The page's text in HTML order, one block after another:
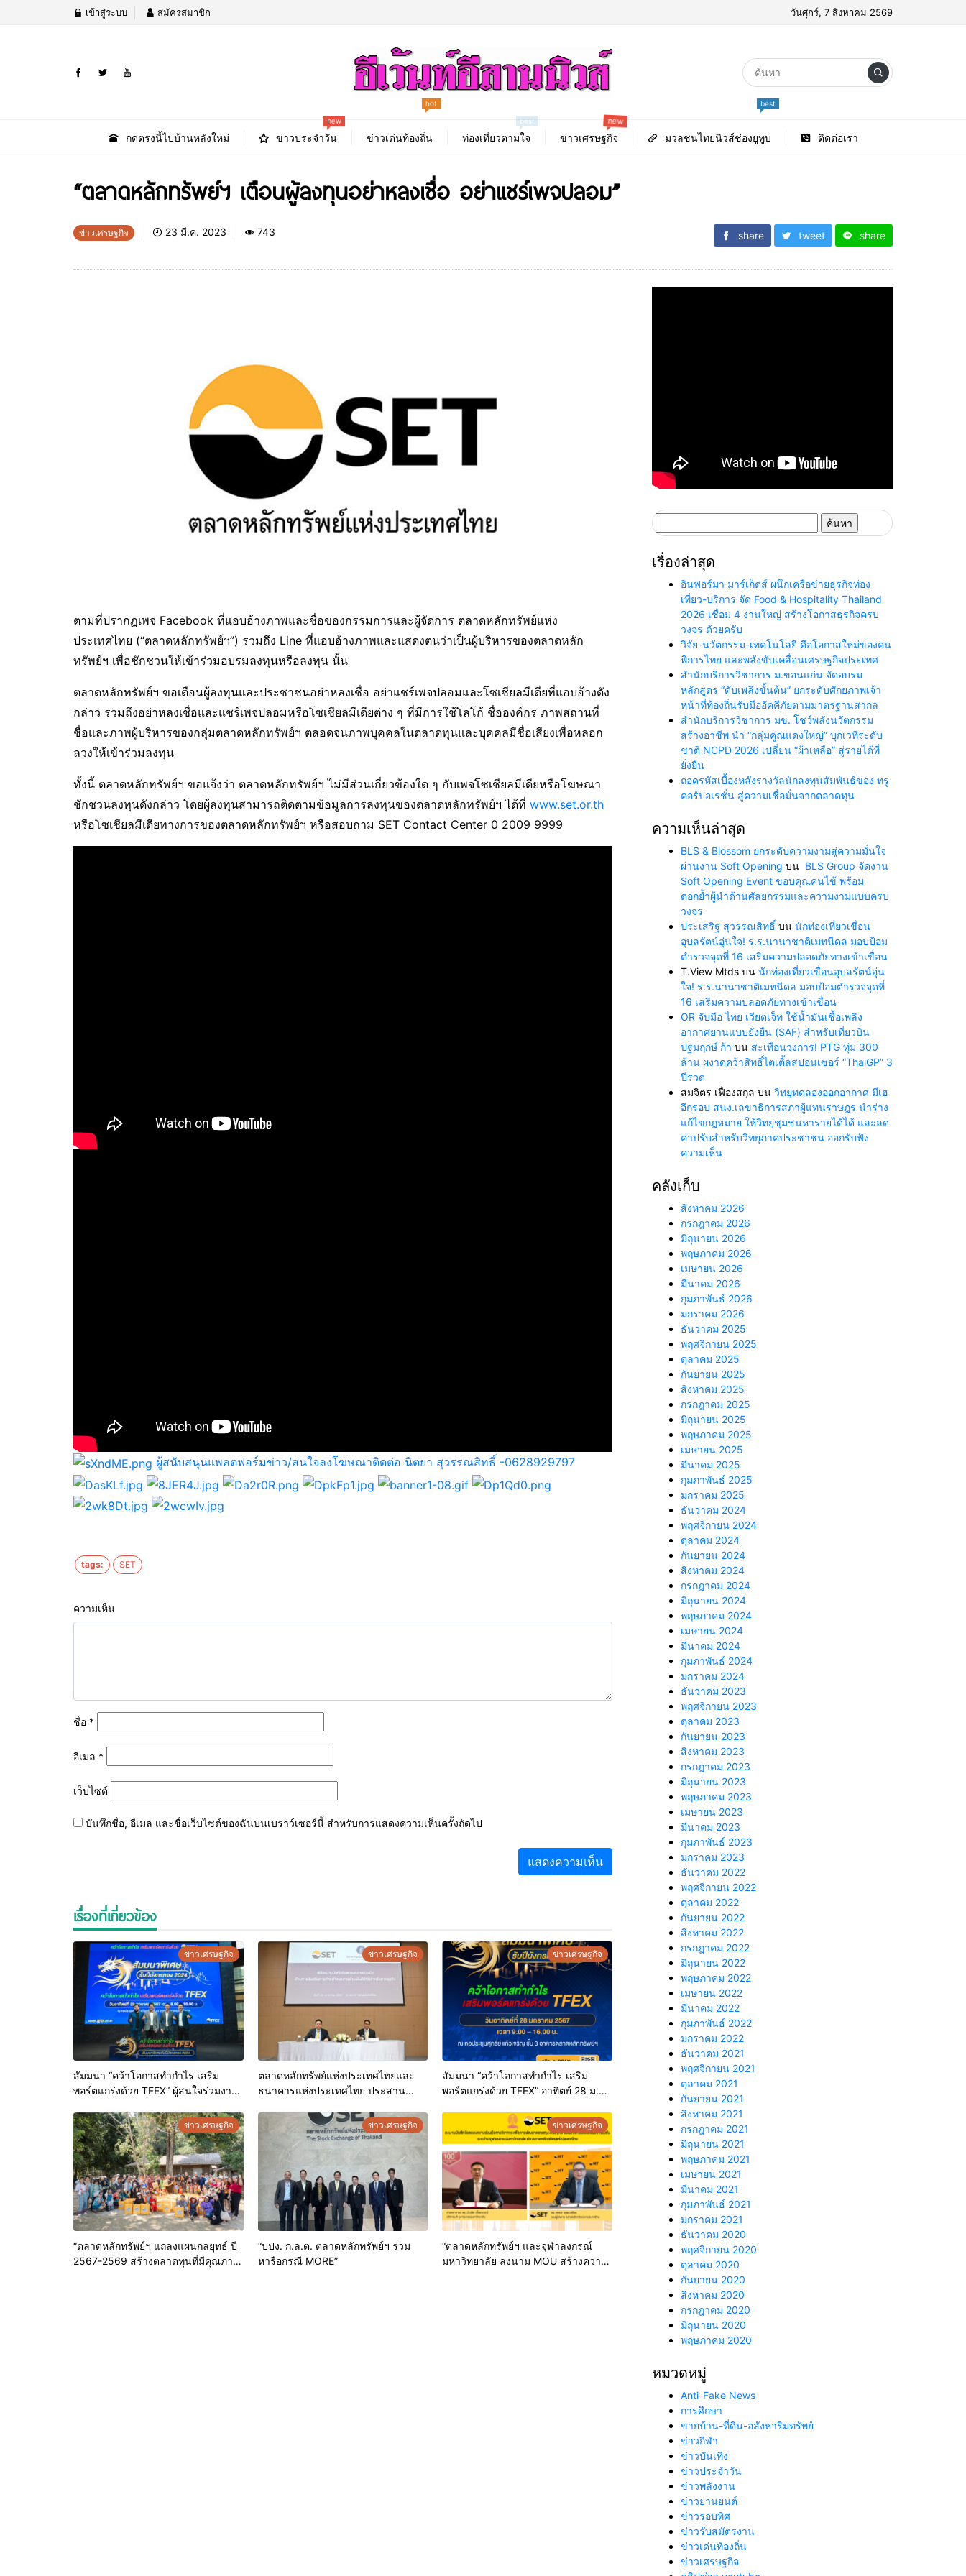
เข้าสู่ระบบ สมัครสมาชิก วันศุกร์, 7 สิงหาคม 2569
กดตรงนี้ไปบ้านหลังใหม่ ข่าวประจำวัน
new
ข่าวเด่นท้องถิ่น
hot
ท่องเที่ยวตามใจ
best
ข่าวเศรษฐกิจ
new
มวลชนไทยนิวส์ช่องยูทูบ
best
ติดต่อเรา
“ตลาดหลักทรัพย์ฯ เตือนผู้ลงทุนอย่าหลงเชื่อ อย่าแชร์เพจปลอม”
ข่าวเศรษฐกิจ 23 มี.ค. 2023 743 share tweet share
ตามที่ปรากฏเพจ Facebook ที่แอบอ้างภาพและชื่อของกรรมการและผู้จัดการ ตลาดหลักทรัพย์แห่ง
ประเทศไทย (“ตลาดหลักทรัพย์ฯ”) รวมถึง Line ที่แอบอ้างภาพและแสดงตนว่าเป็นผู้บริหารของตลาดหลัก
ทรัพย์ฯ เพื่อชักชวนให้เข้าร่วมอบรมลงทุนหรือลงทุน นั้น
ตลาดหลักทรัพย์ฯ ขอเตือนผู้ลงทุนและประชาชนอย่าหลงเชื่อ อย่าแชร์เพจปลอมและโซเชียลมีเดียที่แอบอ้างดัง
กล่าว รวมถึงอย่าหลงเชื่อและแชร์เพจปลอมหรือโซเชียลมีเดียต่าง ๆ ที่มีการใช้โลโก้ ชื่อองค์กร ภาพสถานที่
ชื่อและภาพผู้บริหารของกลุ่มตลาดหลักทรัพย์ฯ ตลอดจนภาพบุคคลในตลาดทุนและบุคคลมีชื่อเสียงเพื่อหลอก
ลวงให้เข้าร่วมลงทุน
ทั้งนี้ ตลาดหลักทรัพย์ฯ ขอแจ้งว่า ตลาดหลักทรัพย์ฯ ไม่มีส่วนเกี่ยวข้องใด ๆ กับเพจโซเชียลมีเดียหรือโฆษณา
ชักชวนลงทุนดังกล่าว โดยผู้ลงทุนสามารถติดตามข้อมูลการลงทุนของตลาดหลักทรัพย์ฯ ได้ที่ www.set.or.th
หรือโซเชียลมีเดียทางการของตลาดหลักทรัพย์ฯ หรือสอบถาม SET Contact Center 0 2009 9999
ผู้สนับสนุนแพลตฟอร์มข่าว/สนใจลงโฆษณาติดต่อ นิตยา สุวรรณสิทธิ์ -0628929797
tags: SET
ความเห็น
ชื่อ *
อีเมล *
เว็บไซต์
บันทึกชื่อ, อีเมล และชื่อเว็บไซต์ของฉันบนเบราว์เซอร์นี้ สำหรับการแสดงความเห็นครั้งถัดไป
เรื่องที่เกี่ยวข้อง
ข่าวเศรษฐกิจ
สัมมนา “คว้าโอกาสทำกำไร เสริม
พอร์ตแกร่งด้วย TFEX” ผู้สนใจร่วมงาน
ข่าวเศรษฐกิจ
ตลาดหลักทรัพย์แห่งประเทศไทยและ
ธนาคารแห่งประเทศไทย ประสาน
ธุรกิจและการชำระเงินดิจิทัลสำหรับ
ภาคธุรกิจ”
ข่าวเศรษฐกิจ
สัมมนา “คว้าโอกาสทำกำไร เสริม
พอร์ตแกร่งด้วย TFEX” อาทิตย์ 28 ม.ค.
ข่าวเศรษฐกิจ
“ตลาดหลักทรัพย์ฯ แถลงแผนกลยุทธ์ ปี
2567-2569 สร้างตลาดทุนที่มีคุณภาพ
ข่าวเศรษฐกิจ
“ปปง. ก.ล.ต. ตลาดหลักทรัพย์ฯ ร่วม
หารือกรณี MORE”
ข่าวเศรษฐกิจ
“ตลาดหลักทรัพย์ฯ และจุฬาลงกรณ์
มหาวิทยาลัย ลงนาม MOU สร้างความ
สำหรับ:
เรื่องล่าสุด
อินฟอร์มา มาร์เก็ตส์ ผนึกเครือข่ายธุรกิจท่อง
เที่ยว-บริการ จัด Food & Hospitality Thailand
2026 เชื่อม 4 งานใหญ่ สร้างโอกาสธุรกิจครบ
วงจร ด้วยครับ
วิจัย-นวัตกรรม-เทคโนโลยี คือโอกาสใหม่ของคน
พิการไทย และพลังขับเคลื่อนเศรษฐกิจประเทศ
สำนักบริการวิชาการ ม.ขอนแก่น จัดอบรม
หลักสูตร “ดับเพลิงขั้นต้น” ยกระดับศักยภาพเจ้า
หน้าที่ท้องถิ่นรับมืออัคคีภัยตามมาตรฐานสากล
สำนักบริการวิชาการ มข. โชว์พลังนวัตกรรม
สร้างอาชีพ นำ “กลุ่มคูณแดงใหญ่” บุกเวทีระดับ
ชาติ NCPD 2026 เปลี่ยน “ผ้าเหลือ” สู่รายได้ที่
ยั่งยืน
ถอดรหัสเบื้องหลังรางวัลนักลงทุนสัมพันธ์ของ ทรู
คอร์ปอเรชั่น สู่ความเชื่อมั่นจากตลาดทุน
ความเห็นล่าสุด
BLS & Blossom ยกระดับความงามสู่ความมั่นใจ
ผ่านงาน Soft Opening บน BLS Group จัดงาน
Soft Opening Event ขอบคุณคนไข้ พร้อม
ตอกย้ำผู้นำด้านศัลยกรรมและความงามแบบครบ
วงจร
ประเสริฐ สุวรรณสิทธิ์ บน นักท่องเที่ยวเขื่อน
อุบลรัตน์อุ่นใจ! ร.ร.นานาชาติเมทนีดล มอบป้อม
ตำรวจจุดที่ 16 เสริมความปลอดภัยทางเข้าเขื่อน
T.View Mtds บน นักท่องเที่ยวเขื่อนอุบลรัตน์อุ่น
ใจ! ร.ร.นานาชาติเมทนีดล มอบป้อมตำรวจจุดที่
16 เสริมความปลอดภัยทางเข้าเขื่อน
OR จับมือ ไทย เวียตเจ็ท ใช้น้ำมันเชื้อเพลิง
อากาศยานแบบยั่งยืน (SAF) สำหรับเที่ยวบิน
ปฐมฤกษ์ ก้า บน สะเทือนวงการ! PTG ทุ่ม 300
ล้าน ผงาดคว้าสิทธิ์ไตเติ้ลสปอนเซอร์ “ThaiGP” 3
ปีรวด
สมจิตร เฟื่องสกุล บน วิทยุทดลองออกอากาศ มีเฮ
อีกรอบ สนง.เลขาธิการสภาผู้แทนราษฎร นำร่าง
แก้ไขกฎหมาย ให้วิทยุชุมชนหารายได้ได้ และลด
ค่าปรับสำหรับวิทยุภาคประชาชน ออกรับฟัง
ความเห็น
คลังเก็บ
สิงหาคม 2026
กรกฎาคม 2026
มิถุนายน 2026
พฤษภาคม 2026
เมษายน 2026
มีนาคม 2026
กุมภาพันธ์ 2026
มกราคม 2026
ธันวาคม 2025
พฤศจิกายน 2025
ตุลาคม 2025
กันยายน 2025
สิงหาคม 2025
กรกฎาคม 2025
มิถุนายน 2025
พฤษภาคม 2025
เมษายน 2025
มีนาคม 2025
กุมภาพันธ์ 2025
มกราคม 2025
ธันวาคม 2024
พฤศจิกายน 2024
ตุลาคม 2024
กันยายน 2024
สิงหาคม 2024
กรกฎาคม 2024
มิถุนายน 2024
พฤษภาคม 2024
เมษายน 2024
มีนาคม 2024
กุมภาพันธ์ 2024
มกราคม 2024
ธันวาคม 2023
พฤศจิกายน 2023
ตุลาคม 2023
กันยายน 2023
สิงหาคม 2023
กรกฎาคม 2023
มิถุนายน 2023
พฤษภาคม 2023
เมษายน 2023
มีนาคม 2023
กุมภาพันธ์ 2023
มกราคม 2023
ธันวาคม 2022
พฤศจิกายน 2022
ตุลาคม 2022
กันยายน 2022
สิงหาคม 2022
กรกฎาคม 2022
มิถุนายน 2022
พฤษภาคม 2022
เมษายน 2022
มีนาคม 2022
กุมภาพันธ์ 2022
มกราคม 2022
ธันวาคม 2021
พฤศจิกายน 2021
ตุลาคม 2021
กันยายน 2021
สิงหาคม 2021
กรกฎาคม 2021
มิถุนายน 2021
พฤษภาคม 2021
เมษายน 2021
มีนาคม 2021
กุมภาพันธ์ 2021
มกราคม 2021
ธันวาคม 2020
พฤศจิกายน 2020
ตุลาคม 2020
กันยายน 2020
สิงหาคม 2020
กรกฎาคม 2020
มิถุนายน 2020
พฤษภาคม 2020
หมวดหมู่
Anti-Fake News
การศึกษา
ขายบ้าน-ที่ดิน-อสังหาริมทรัพย์
ข่าวกีฬา
ข่าวบันเทิง
ข่าวประจำวัน
ข่าวพลังงาน
ข่าวยานยนต์
ข่าวรอบทิศ
ข่าวรับสมัตรงาน
ข่าวเด่นท้องถิ่น
ข่าวเศรษฐกิจ